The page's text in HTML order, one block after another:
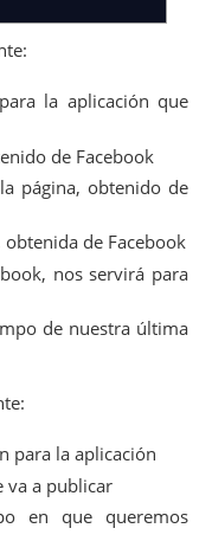
KEY (pageID)
la aplicación que
de Facebook
página, obtenido de
de Facebook
nos servirá para
de nuestra última
para la aplicación
va a publicar
en que queremos